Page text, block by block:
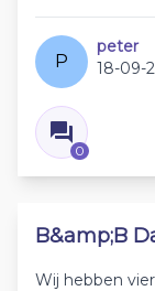
P
peter
18-09-
0
B&amp;B
Wij hebben